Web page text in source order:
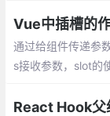
通过给组件传递参
s接收参数，slot的
就是把组件内的数
React Hook父